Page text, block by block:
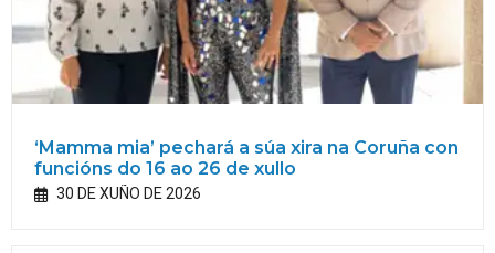
‘Mamma mia’ pechará a súa xira na Coruña con
funcións do 16 ao 26 de xullo
30 DE XUÑO DE 2026